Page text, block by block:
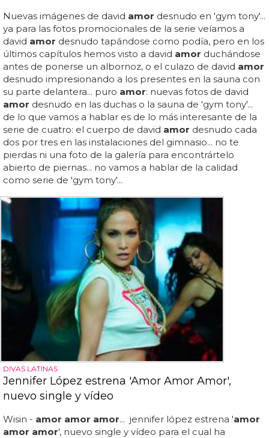
Nuevas imágenes de david amor desnudo en 'gym tony'...
ya para las fotos promocionales de la serie veíamos a
david amor desnudo tapándose como podía, pero en los
últimos capítulos hemos visto a david amor duchándose
antes de ponerse un albornoz, o el culazo de david amor
desnudo impresionando a los presentes en la sauna con
su parte delantera... puro amor: nuevas fotos de david
amor desnudo en las duchas o la sauna de 'gym tony'...
de lo que vamos a hablar es de lo más interesante de la
serie de cuatro: el cuerpo de david amor desnudo cada
dos por tres en las instalaciones del gimnasio... no te
pierdas ni una foto de la galería para encontrártelo
abierto de piernas... no vamos a hablar de la calidad
como serie de 'gym tony'...
DIVAS LATINAS
Jennifer López estrena 'Amor Amor Amor',
nuevo single y vídeo
Wisin - amor amor amor... jennifer lópez estrena 'amor
amor amor', nuevo single y vídeo para el cual ha